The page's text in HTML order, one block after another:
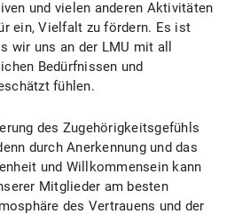
und vielen anderen Aktivitäten
ein, Vielfalt zu fördern. Es ist
wir uns an der LMU mit all
Bedürfnissen und
fühlen.
des Zugehörigkeitsgefühls
durch Anerkennung und das
und Willkommensein kann
Mitglieder am besten
des Vertrauens und der